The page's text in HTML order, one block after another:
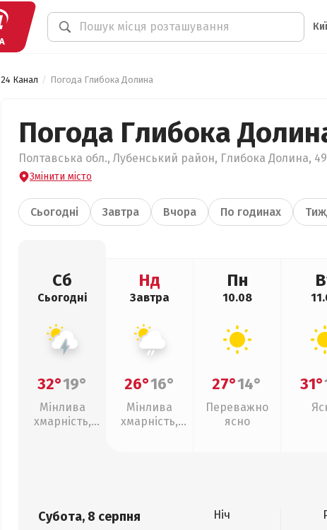
24 Канал Погода Глибока Долина
Погода Глибока
Полтавська обл., Лубенський район, Глибока Долина,
Змінити місто
Сьогодні Завтра Вчора По годинах
Сб
Сьогодні
32°19°
Мінлива
хмарність,
Нд
Завтра
26°16°
Мінлива
хмарність,
Пн
10.08
27°14°
Переважно
ясно
31°
Субота, 8 серпня Ніч